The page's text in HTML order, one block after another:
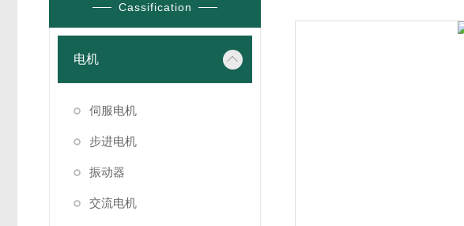
Cassification
电机
伺服电机
步进电机
振动器
交流电机